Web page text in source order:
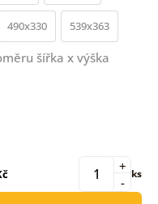
490x330 539x363
šířka x výška
-
+ ks